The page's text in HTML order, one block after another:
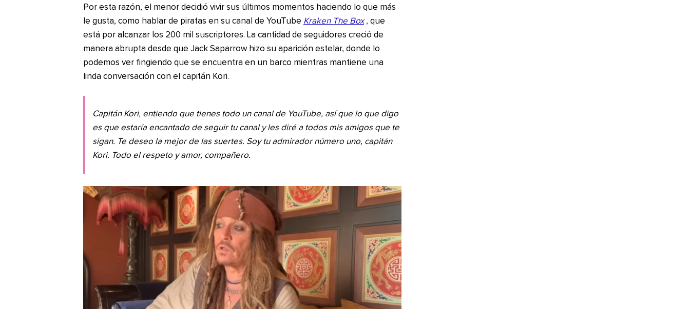
Por esta razón, el menor decidió vivir sus últimos momentos haciendo lo que más
le gusta, como hablar de piratas en su canal de YouTube Kraken The Box , que
está por alcanzar los 200 mil suscriptores. La cantidad de seguidores creció de
manera abrupta desde que Jack Saparrow hizo su aparición estelar, donde lo
podemos ver fingiendo que se encuentra en un barco mientras mantiene una
linda conversación con el capitán Kori.
Capitán Kori, entiendo que tienes todo un canal de YouTube, así que lo que digo
es que estaría encantado de seguir tu canal y les diré a todos mis amigos que te
sigan. Te deseo la mejor de las suertes. Soy tu admirador número uno, capitán
Kori. Todo el respeto y amor, compañero.